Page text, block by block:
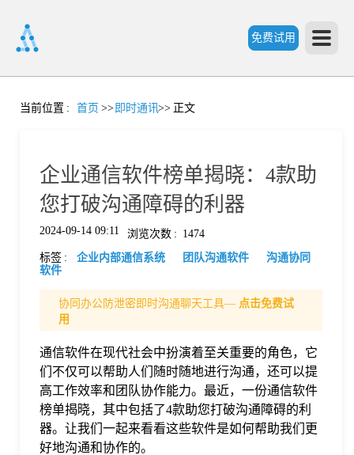
免费试用
首
格
当前位置 : 首页 >> 即时通讯>> 正文
企业通信软件榜单揭晓：4款助
您打破沟通障碍的利器
2024-09-14 09:11 浏览次数 : 1474
标签 : 企业内部通信系统 团队沟通软件
沟通协同
软件
协同办公防泄密即时沟通聊天工具— 点击免费试
用
通信软件在现代社会中扮演着至关重要的角色，它
们不仅可以帮助人们随时随地进行沟通，还可以提
高工作效率和团队协作能力。最近，一份通信软件
榜单揭晓，其中包括了4款助您打破沟通障碍的利
器。让我们一起来看看这些软件是如何帮助我们更
好地沟通和协作的。